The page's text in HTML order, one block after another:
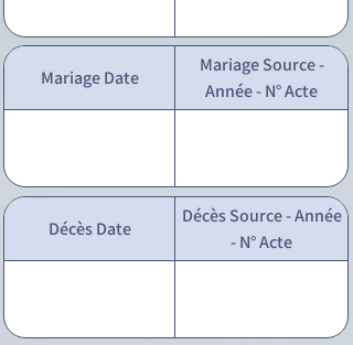
Mariage Date
Mariage Source -
Année - N° Acte
Décès Date
Décès Source - Année
- N° Acte